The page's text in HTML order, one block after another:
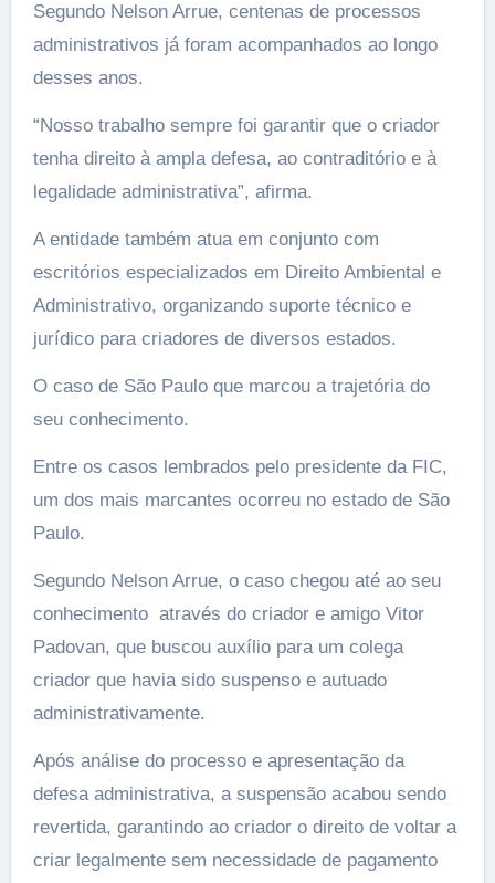
Segundo Nelson Arrue, centenas de processos
administrativos já foram acompanhados ao longo
desses anos.
“Nosso trabalho sempre foi garantir que o criador
tenha direito à ampla defesa, ao contraditório e à
legalidade administrativa”, afirma.
A entidade também atua em conjunto com
escritórios especializados em Direito Ambiental e
Administrativo, organizando suporte técnico e
jurídico para criadores de diversos estados.
O caso de São Paulo que marcou a trajetória do
seu conhecimento.
Entre os casos lembrados pelo presidente da FIC,
um dos mais marcantes ocorreu no estado de São
Paulo.
Segundo Nelson Arrue, o caso chegou até ao seu
conhecimento através do criador e amigo Vitor
Padovan, que buscou auxílio para um colega
criador que havia sido suspenso e autuado
administrativamente.
Após análise do processo e apresentação da
defesa administrativa, a suspensão acabou sendo
revertida, garantindo ao criador o direito de voltar a
criar legalmente sem necessidade de pagamento